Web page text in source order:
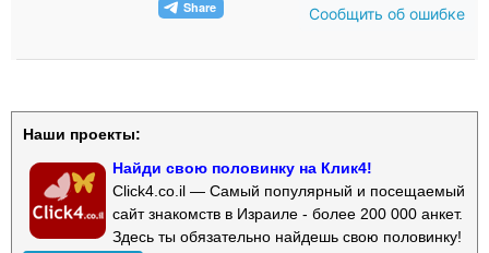
Сообщить об ошибке
Наши проекты:
Найди свою половинку на Клик4!
Click4.co.il — Самый популярный и посещаемый
сайт знакомств в Израиле - более 200 000 анкет.
Здесь ты обязательно найдешь свою половинку!